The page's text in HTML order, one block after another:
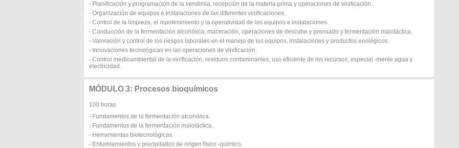
- Planificación y programación de la vendimia, recepción de la materia prima y operaciones de vinificación.
- Organización de equipos e instalaciones de las diferentes vinificaciones.
- Control de la limpieza, el mantenimiento y la operatividad de los equipos e instalaciones.
- Conducción de la fermentación alcohólica, maceración, operaciones de descube y prensado y fermentación maloláctica.
- Valoración y control de los riesgos laborales en el manejo de los equipos, instalaciones y productos enológicos.
- Innovaciones tecnológicas en las operaciones de vinificación.
- Control medioambiental de la vinificación: residuos contaminantes, uso eficiente de los recursos, especial -mente agua y
electricidad.
MÓDULO 3: Procesos bioquímicos
100 horas
- Fundamentos de la fermentación alcohólica.
- Fundamentos de la fermentación maloláctica.
- Herramientas biotecnológicas.
- Enturbiamientos y precipitados de origen físico -químico.